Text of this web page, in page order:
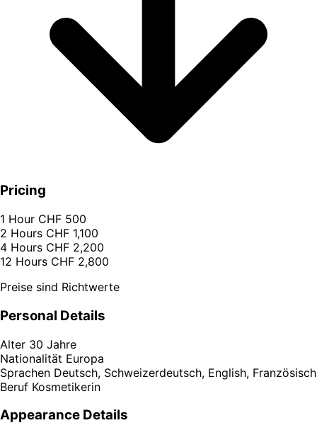
Pricing
1 Hour CHF 500
2 Hours CHF 1,100
4 Hours CHF 2,200
12 Hours CHF 2,800
Preise sind Richtwerte
Personal Details
Alter 30 Jahre
Nationalität Europa
Sprachen Deutsch, Schweizerdeutsch, English, Französisch
Beruf Kosmetikerin
Appearance Details